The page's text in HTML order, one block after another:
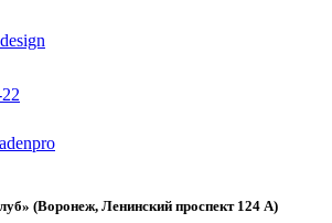
(Воронеж, Ленинский проспект 124 А)